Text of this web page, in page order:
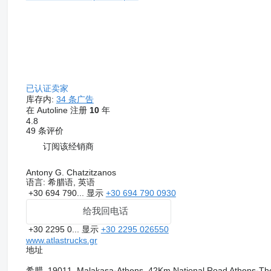
已认证卖家
库存内: 34 条广告
在 Autoline 注册 10年
4.8
49 条评价
订阅该经销商
Antony G. Chatzitzanos
语言: 希腊语, 英语
+30 694 790... 显示 +30 694 790 0930
给我回电话
+30 2295 0... 显示 +30 2295 026550
www.atlastrucks.gr
地址